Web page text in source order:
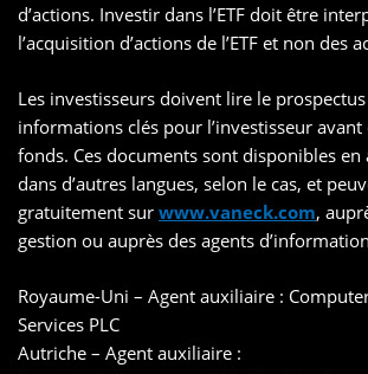
d’actions. Investir dans l’ETF doit être
l’acquisition d’actions de l’ETF et non des
Les investisseurs doivent lire le
informations clés pour l’investisseur avant
fonds. Ces documents sont disponibles en
dans d’autres langues, selon le cas, et
gratuitement sur www.vaneck.com,
gestion ou auprès des agents
Royaume-Uni – Agent auxiliaire :
Services PLC
Autriche – Agent auxiliaire :